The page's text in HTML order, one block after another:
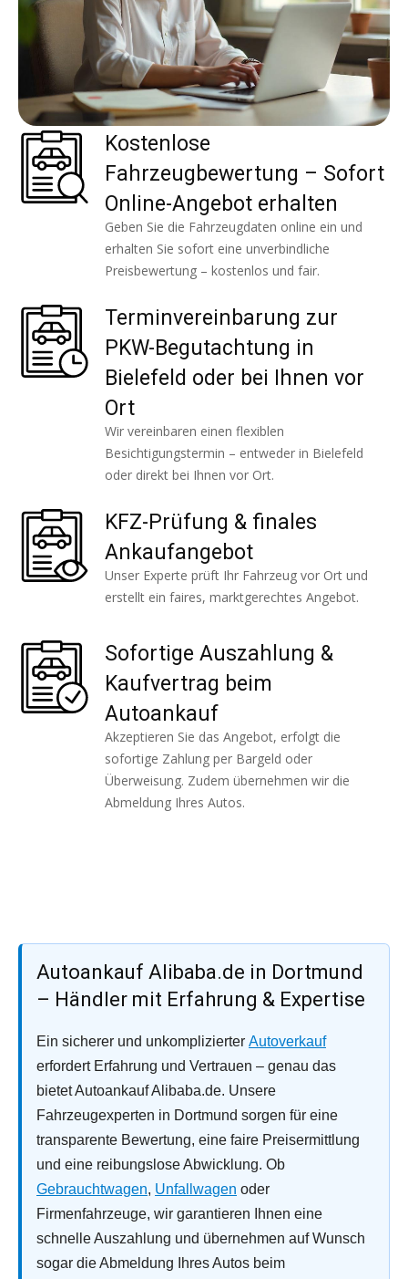
Kostenlose
Fahrzeugbewertung – Sofort
Online-Angebot erhalten
Geben Sie die Fahrzeugdaten online ein und
erhalten Sie sofort eine unverbindliche
Preisbewertung – kostenlos und fair.
Terminvereinbarung zur
PKW-Begutachtung in
Bielefeld oder bei Ihnen vor
Ort
Wir vereinbaren einen flexiblen
Besichtigungstermin – entweder in Bielefeld
oder direkt bei Ihnen vor Ort.
KFZ-Prüfung & finales
Ankaufangebot
Unser Experte prüft Ihr Fahrzeug vor Ort und
erstellt ein faires, marktgerechtes Angebot.
Sofortige Auszahlung &
Kaufvertrag beim
Autoankauf
Akzeptieren Sie das Angebot, erfolgt die
sofortige Zahlung per Bargeld oder
Überweisung. Zudem übernehmen wir die
Abmeldung Ihres Autos.
Autoankauf Alibaba.de in Dortmund
– Händler mit Erfahrung & Expertise
Ein sicherer und unkomplizierter Autoverkauf
erfordert Erfahrung und Vertrauen – genau das
bietet Autoankauf Alibaba.de. Unsere
Fahrzeugexperten in Dortmund sorgen für eine
transparente Bewertung, eine faire Preisermittlung
und eine reibungslose Abwicklung. Ob
Gebrauchtwagen, Unfallwagen oder
Firmenfahrzeuge, wir garantieren Ihnen eine
schnelle Auszahlung und übernehmen auf Wunsch
sogar die Abmeldung Ihres Autos beim